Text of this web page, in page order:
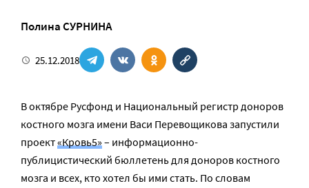
Полина СУРНИНА
25.12.2018
В октябре Русфонд и Национальный регистр доноров
костного мозга имени Васи Перевощикова запустили
проект«Кровь5»– информационно-
публицистический бюллетень для доноров костного
мозга и всех, кто хотел бы ими стать. По словам